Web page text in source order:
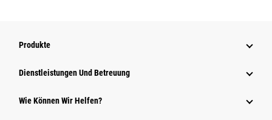
Produkte
Dienstleistungen Und Betreuung
Wie Können Wir Helfen?